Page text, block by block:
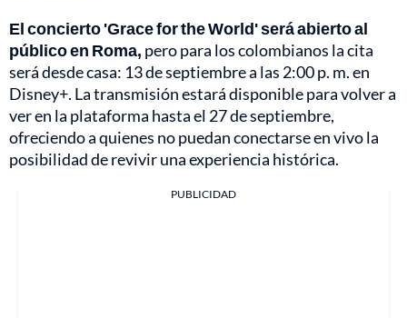
El concierto 'Grace for the World' será abierto al
público en Roma, pero para los colombianos la cita
será desde casa: 13 de septiembre a las 2:00 p. m. en
Disney+. La transmisión estará disponible para volver a
ver en la plataforma hasta el 27 de septiembre,
ofreciendo a quienes no puedan conectarse en vivo la
posibilidad de revivir una experiencia histórica.
PUBLICIDAD